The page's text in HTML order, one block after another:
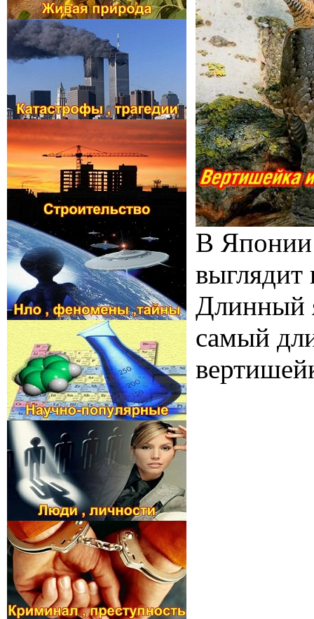
В Японии
выглядит
Длинный
самый